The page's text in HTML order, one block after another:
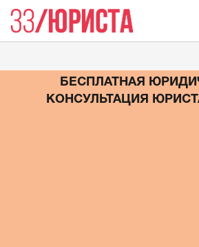
БЕСПЛАТНАЯ
КОНСУЛЬТАЦИЯ